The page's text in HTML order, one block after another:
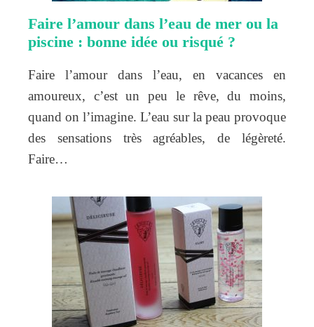
Faire l’amour dans l’eau de mer ou la
piscine : bonne idée ou risqué ?
Faire l’amour dans l’eau, en vacances en
amoureux, c’est un peu le rêve, du moins,
quand on l’imagine. L’eau sur la peau provoque
des sensations très agréables, de légèreté.
Faire…